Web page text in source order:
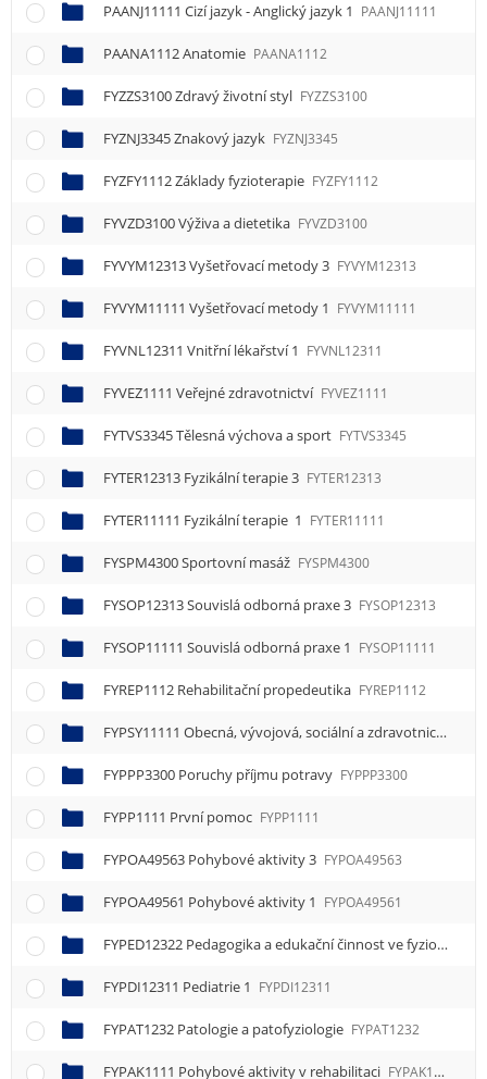
PAANJ11111 Cizí jazyk - Anglický jazyk 1 PAANJ11111
PAANA1112 Anatomie PAANA1112
FYZZS3100 Zdravý životní styl FYZZS3100
FYZNJ3345 Znakový jazyk FYZNJ3345
FYZFY1112 Základy fyzioterapie FYZFY1112
FYVZD3100 Výživa a dietetika FYVZD3100
FYVYM12313 Vyšetřovací metody 3 FYVYM12313
FYVYM11111 Vyšetřovací metody 1 FYVYM11111
FYVNL12311 Vnitřní lékařství 1 FYVNL12311
FYVEZ1111 Veřejné zdravotnictví FYVEZ1111
FYTVS3345 Tělesná výchova a sport FYTVS3345
FYTER12313 Fyzikální terapie 3 FYTER12313
FYTER11111 Fyzikální terapie 1 FYTER11111
FYSPM4300 Sportovní masáž FYSPM4300
FYSOP12313 Souvislá odborná praxe 3 FYSOP12313
FYSOP11111 Souvislá odborná praxe 1 FYSOP11111
FYREP1112 Rehabilitační propedeutika FYREP1112
FYPSY11111 Obecná, vývojová, sociální a zdravotnická psychologie 1
FYPPP3300 Poruchy příjmu potravy FYPPP3300
FYPP1111 První pomoc FYPP1111
FYPOA49563 Pohybové aktivity 3 FYPOA49563
FYPOA49561 Pohybové aktivity 1 FYPOA49561
FYPED12322 Pedagogika a edukační činnost ve fyzioterapii 2
FYPDI12311 Pediatrie 1 FYPDI12311
FYPAT1232 Patologie a patofyziologie FYPAT1232
FYPAK1111 Pohybové aktivity v rehabilitaci FYPAK1111